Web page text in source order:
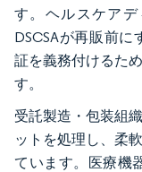
す。ヘルスケアデ
DSCSAが再販前
証を義務付けるた
す。
受託製造・包装組
ットを処理し、柔
ています。医療機